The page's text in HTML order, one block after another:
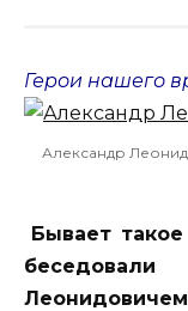
Герои нашего
Александр
Бывает